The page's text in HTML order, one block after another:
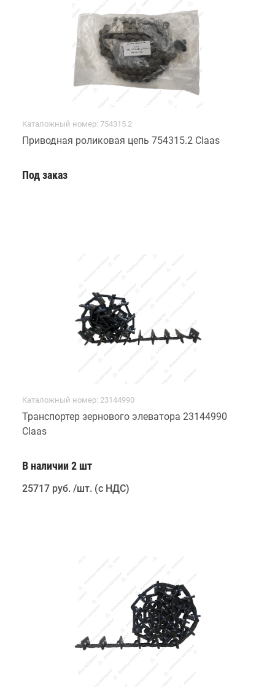
Каталожный номер: 754315.2
Приводная роликовая цепь 754315.2 Claas
Под заказ
Каталожный номер: 23144990
Транспортер зернового элеватора 23144990
Claas
В наличии 2 шт
25717 руб. /шт. (с НДС)